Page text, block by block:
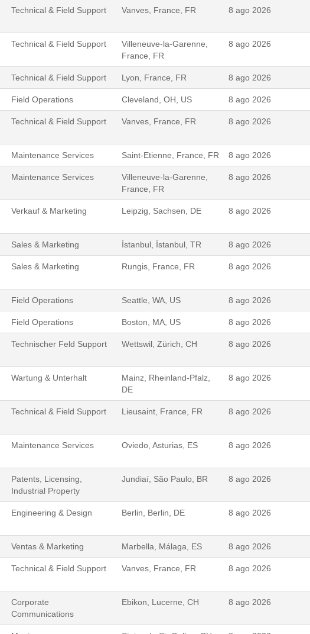
Technical & Field Support Vanves, France, FR 8 ago 2026
Technical & Field Support
Villeneuve-la-Garenne,
France, FR
8 ago 2026
Technical & Field Support Lyon, France, FR 8 ago 2026
Field Operations Cleveland, OH, US 8 ago 2026
Technical & Field Support Vanves, France, FR 8 ago 2026
Maintenance Services Saint-Etienne, France, FR 8 ago 2026
Maintenance Services
Villeneuve-la-Garenne,
France, FR
8 ago 2026
Verkauf & Marketing Leipzig, Sachsen, DE 8 ago 2026
Sales & Marketing İstanbul, İstanbul, TR 8 ago 2026
Sales & Marketing Rungis, France, FR 8 ago 2026
Field Operations Seattle, WA, US 8 ago 2026
Field Operations Boston, MA, US 8 ago 2026
Technischer Feld Support Wettswil, Zürich, CH 8 ago 2026
Wartung & Unterhalt
Mainz, Rheinland-Pfalz,
DE
8 ago 2026
Technical & Field Support Lieusaint, France, FR 8 ago 2026
Maintenance Services Oviedo, Asturias, ES 8 ago 2026
Patents, Licensing,
Industrial Property
Jundiaí, São Paulo, BR 8 ago 2026
Engineering & Design Berlin, Berlin, DE 8 ago 2026
Ventas & Marketing Marbella, Málaga, ES 8 ago 2026
Technical & Field Support Vanves, France, FR 8 ago 2026
Corporate
Communications
Ebikon, Lucerne, CH 8 ago 2026